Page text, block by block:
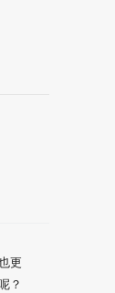
更
？